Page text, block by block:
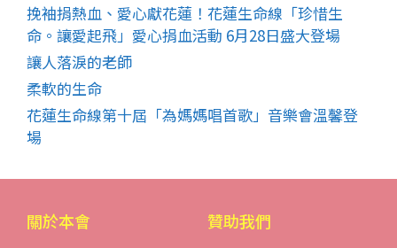
挽袖捐熱血、愛心獻花蓮！花蓮生命線「珍惜生
命。讓愛起飛」愛心捐血活動 6月28日盛大登場
讓人落淚的老師
柔軟的生命
花蓮生命線第十屆「為媽媽唱首歌」音樂會溫馨登
場
關於本會 贊助我們